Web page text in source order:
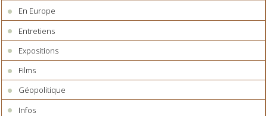
En Europe
Entretiens
Expositions
Films
Géopolitique
Infos